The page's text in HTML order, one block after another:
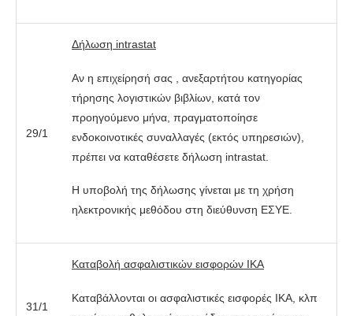
29/1
Δήλωση intrastat
Αν η επιχείρησή σας , ανεξαρτήτου κατηγορίας
τήρησης λογιστικών βιβλίων, κατά τον
προηγούμενο μήνα, πραγματοποίησε
ενδοκοινοτικές συναλλαγές (εκτός υπηρεσιών),
πρέπει να καταθέσετε δήλωση intrastat.
Η υποβολή της δήλωσης γίνεται με τη χρήση
ηλεκτρονικής μεθόδου στη διεύθυνση ΕΣΥΕ.
31/1
Καταβολή ασφαλιστικών εισφορών ΙΚΑ
Καταβάλλονται οι ασφαλιστικές εισφορές ΙΚΑ, κλπ